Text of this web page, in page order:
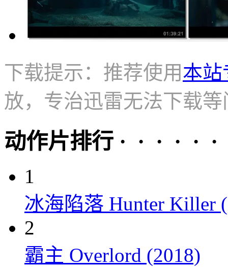
下载提示：推荐使用本站
放，专治迅雷无法下载等
动作片排行 · · · · · ·
1
冰海陷落 Hunter Killer
2
霸主 Overlord (2018)